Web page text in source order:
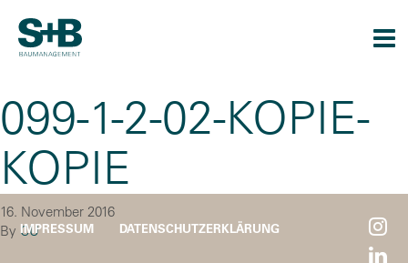
099-1-2-02-KOPIE-
KOPIE
16. November 2016
By CU
IMPRESSUM DATENSCHUTZERKLÄRUNG